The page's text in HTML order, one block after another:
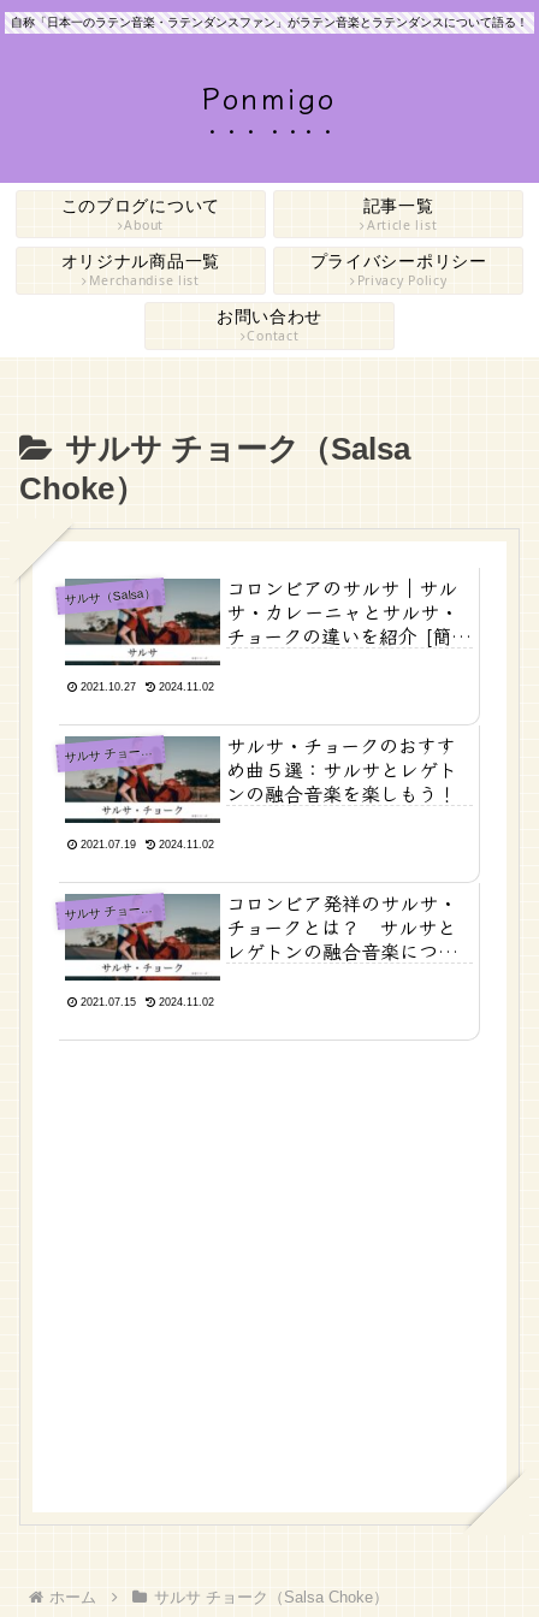
自称「日本一のラテン音楽・ラテンダンスファン」がラテン音楽とラテンダンスについて語る！
Ponmigo
このブログについて
About
記事一覧
Article list
オリジナル商品一覧
Merchandise list
プライバシーポリシー
Privacy Policy
お問い合わせ
Contact
サルサ チョーク（Salsa
Choke）
サルサ（Salsa）
コロンビアのサルサ｜サル
サ・カレーニャとサルサ・
チョークの違いを紹介 [簡潔
2021.10.27 2024.11.02
サルサ チョーク（Salsa Choke）
サルサ・チョークのおすす
め曲５選：サルサとレゲト
ンの融合音楽を楽しもう！
2021.07.19 2024.11.02
サルサ チョーク（Salsa Choke）
コロンビア発祥のサルサ・
チョークとは？ サルサと
レゲトンの融合音楽につい
2021.07.15 2024.11.02
ホーム サルサ チョーク（Salsa Choke）